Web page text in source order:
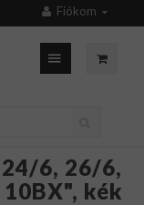
Fiókom
6, 26/6,
kék